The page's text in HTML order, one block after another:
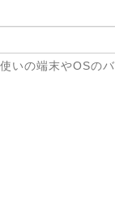
いの端末やOSのバ